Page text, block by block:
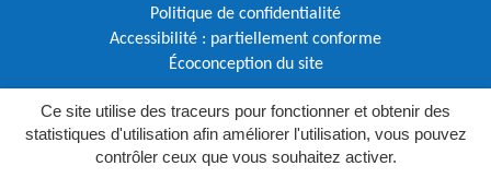
Ce site utilise des traceurs pour fonctionner et obtenir des
statistiques d'utilisation afin améliorer l'utilisation, vous pouvez
contrôler ceux que vous souhaitez activer.
Politique de confidentialité
Accessibilité : partiellement conforme
Écoconception du site
Site réalisé parInovagora (ouverture dans un nouvel